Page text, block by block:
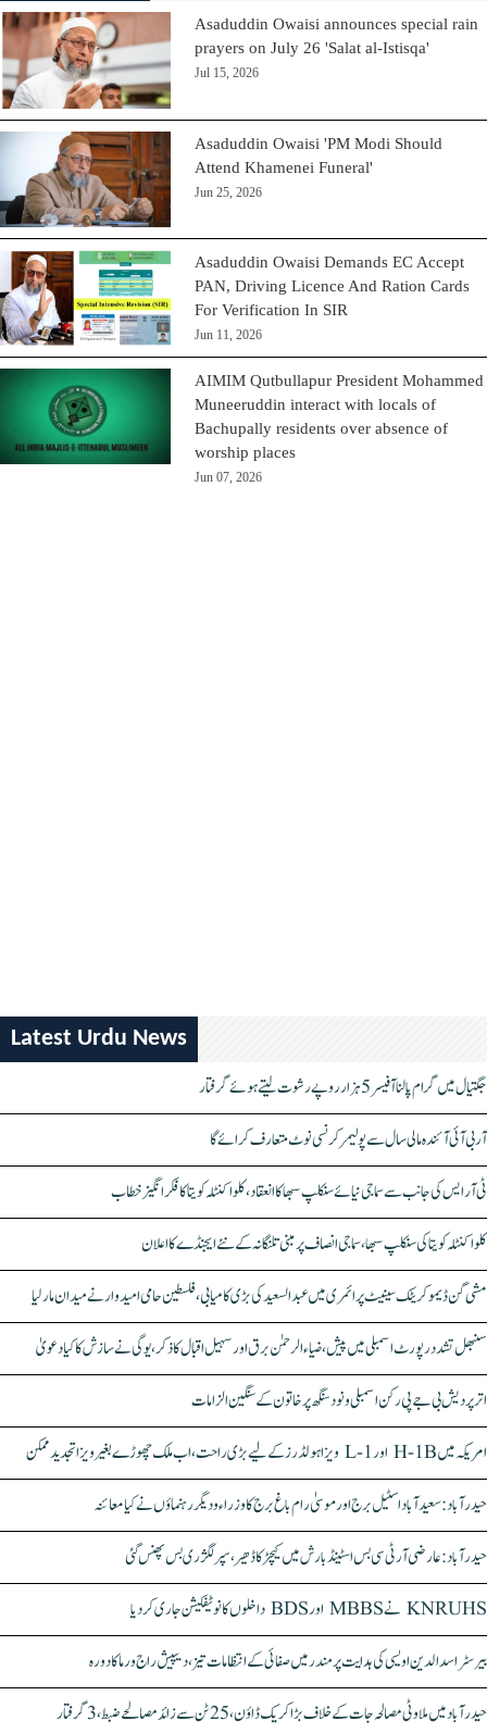
Asaduddin Owaisi announces special rain
prayers on July 26 'Salat al-Istisqa'
Jul 15, 2026
Asaduddin Owaisi 'PM Modi Should
Attend Khamenei Funeral'
Jun 25, 2026
Asaduddin Owaisi Demands EC Accept
PAN, Driving Licence And Ration Cards
For Verification In SIR
Jun 11, 2026
AIMIM Qutbullapur President Mohammed
Muneeruddin interact with locals of
Bachupally residents over absence of
worship places
Jun 07, 2026
Latest Urdu News
جگتیال میں گرام پالنا آفیسر 5 ہزار روپے رشوت لیتے ہوئے گرفتار
آر بی آئی آئندہ مالی سال سے پولیمر کرنسی نوٹ متعارف کرائے گا
ٹی آر ایس کی جانب سے سماجی نیائے سنکلپ سبھا کا انعقاد، کلواکنٹلہ کویتا کا فکر انگیز خطاب
کلواکنٹلہ کویتا کی سنکلپ سبھا، سماجی انصاف پر مبنی تلنگانہ کے نئے ایجنڈے کا اعلان
مشی گن ڈیموکریٹک سینیٹ پرائمری میں عبدالسعید کی بڑی کامیابی، فلسطین حامی امیدوار نے میدان مار لیا
سنبھل تشدد رپورٹ اسمبلی میں پیش، ضیاء الرحمٰن برق اور سہیل اقبال کا ذکر، یوگی نے سازش کا کیا دعویٰ
اتر پردیش بی جے پی رکن اسمبلی ونود سنگھ پر خاتون کے سنگین الزامات
امریکہ میں H-1B اور L-1 ویزا ہولڈرز کے لیے بڑی راحت، اب ملک چھوڑے بغیر ویزا تجدید ممکن
حیدرآباد: سعیدآباد اسٹیل برج اور موسیٰ رام باغ برج کا وزراء و دیگر رہنماؤں نے کیا معائنہ
حیدرآباد: عارضی آر ٹی سی بس اسٹینڈ بارش میں کیچڑ کا ڈھیر، سپر لگژری بس پھنس گئی
KNRUHS نے MBBS اور BDS داخلوں کا نوٹیفکیشن جاری کر دیا
بیرسٹر اسدالدین اویسی کی ہدایت پر مندر میں صفائی کے انتظامات تیز، دیپیش راج ورما کا دورہ
حیدرآباد میں ملاوٹی مصالحہ جات کے خلاف بڑا کریک ڈاؤن، 25 ٹن سے زائد مصالحے ضبط، 3 گرفتار